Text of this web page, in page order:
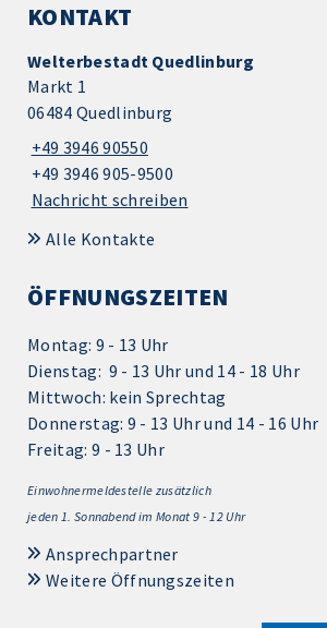
KONTAKT
Welterbestadt Quedlinburg
Markt 1
06484 Quedlinburg
+49 3946 90550
+49 3946 905-9500
Nachricht schreiben
Alle Kontakte
ÖFFNUNGSZEITEN
Montag: 9 - 13 Uhr
Dienstag: 9 - 13 Uhr und 14 - 18 Uhr
Mittwoch: kein Sprechtag
Donnerstag: 9 - 13 Uhr und 14 - 16 Uhr
Freitag: 9 - 13 Uhr
Einwohnermeldestelle zusätzlich
jeden 1. Sonnabend im Monat 9 - 12 Uhr
Ansprechpartner
Weitere Öffnungszeiten